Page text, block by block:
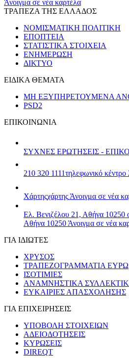
Άνοιγμα σε νέα καρτέλα
ΤΡΑΠΕΖΑ ΤΗΣ ΕΛΛΑΔΟΣ
ΝΟΜΙΣΜΑΤΙΚΗ ΠΟΛΙΤΙΚΗ
ΕΠΟΠΤΕΙΑ
ΣΤΑΤΙΣΤΙΚΑ ΣΤΟΙΧΕΙΑ
ΕΝΗΜΕΡΩΣΗ
ΔΙΚΤΥΟ
ΕΙΔΙΚΑ ΘΕΜΑΤΑ
ΜΗ ΕΞΥΠΗΡΕΤΟΥΜΕΝΑ
PSD2
ΕΠΙΚΟΙΝΩΝΙΑ
ΣΥΧΝΕΣ ΕΡΩΤΗΣΕΙΣ -
210 320 1111τηλεφωνικό κέντρο
Χάρτηςχάρτης Άνοιγμα σε νέα
Ελ. Βενιζέλου 21, Αθήνα 10250
Αθήνα 10250 Άνοιγμα σε νέα
ΓΙΑ ΙΔΙΩΤΕΣ
ΧΡΥΣΟΣ
ΤΡΑΠΕΖΟΓΡΑΜΜΑΤΙΑ ΕΥΡΩ
ΙΣΟΤΙΜΙΕΣ
ΑΝΑΜΝΗΣΤΙΚΑ
ΕΥΚΑΙΡΙΕΣ ΑΠΑΣΧΟΛΗΣΗΣ
ΓΙΑ ΕΠΙΧΕΙΡΗΣΕΙΣ
ΥΠΟΒΟΛΗ ΣΤΟΙΧΕΙΩΝ
ΑΔΕΙΟΔΟΤΗΣΕΙΣ
ΚΥΡΩΣΕΙΣ
DIREQT